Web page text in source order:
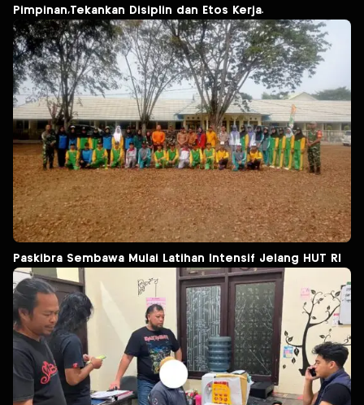
Pimpinan,Tekankan Disiplin dan Etos Kerja.
Paskibra Sembawa Mulai Latihan Intensif Jelang HUT RI